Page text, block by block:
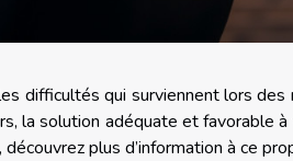
difficultés qui surviennent lors
la solution adéquate et favorable
découvrez plus d’information à ce